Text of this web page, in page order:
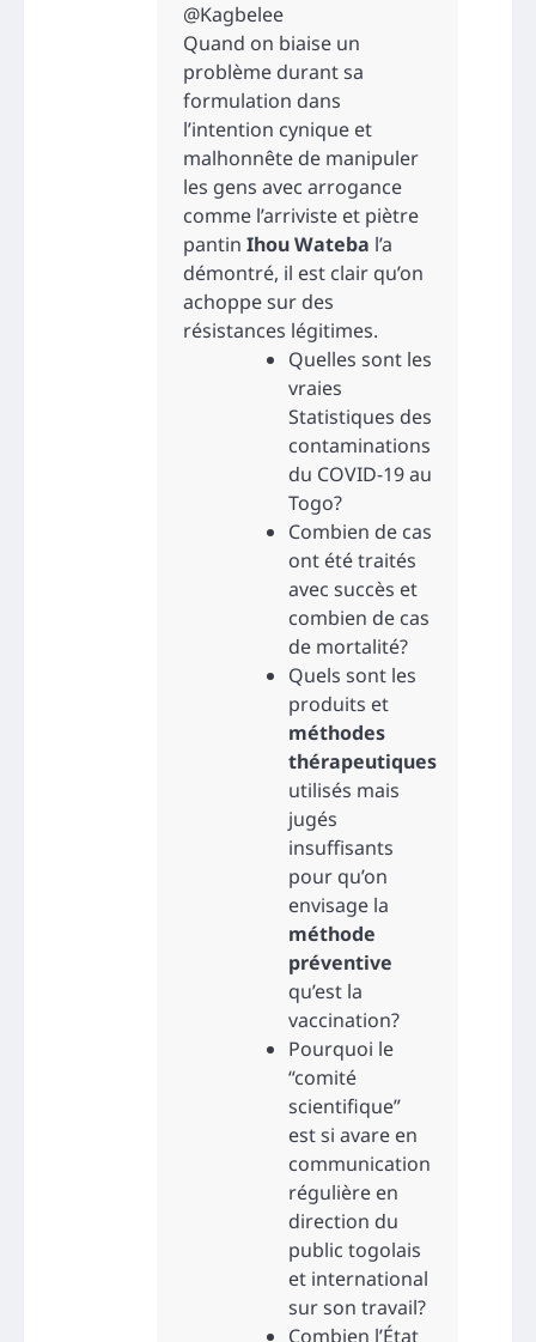
@Kagbelee
Quand on biaise un
problème durant sa
formulation dans
l’intention cynique et
malhonnête de manipuler
les gens avec arrogance
comme l’arriviste et piètre
pantin Ihou Wateba l’a
démontré, il est clair qu’on
achoppe sur des
résistances légitimes.
Quelles sont les
vraies
Statistiques des
contaminations
du COVID-19 au
Togo?
Combien de cas
ont été traités
avec succès et
combien de cas
de mortalité?
Quels sont les
produits et
méthodes
thérapeutiques
utilisés mais
jugés
insuffisants
pour qu’on
envisage la
méthode
préventive
qu’est la
vaccination?
Pourquoi le
“comité
scientifique”
est si avare en
communication
régulière en
direction du
public togolais
et international
sur son travail?
Combien l’État